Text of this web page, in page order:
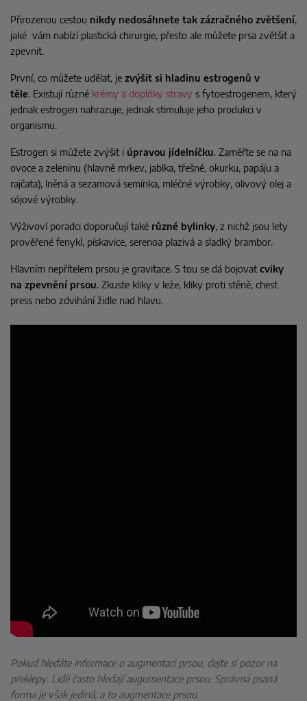
Přirozenou cestou nikdy nedosáhnete tak zázračného zvětšení,
jaké vám nabízí plastická chirurgie, přesto ale můžete prsa zvětšit a
zpevnit.
První, co můžete udělat, je zvýšit si hladinu estrogenů v
těle. Existují různé krémy a doplňky stravys fytoestrogenem, který
jednak estrogen nahrazuje, jednak stimuluje jeho produkci v
organismu.
Estrogen si můžete zvýšit i úpravou jídelníčku. Zaměřte se na na
ovoce a zeleninu (hlavně mrkev, jablka, třešně, okurku, papáju a
rajčata), lněná a sezamová semínka, mléčné výrobky, olivový olej a
sójové výrobky.
Výživoví poradci doporučují také různé bylinky, z nichž jsou lety
prověřené fenykl, pískavice, serenoa plazivá a sladký brambor.
Hlavním nepřítelem prsou je gravitace. S tou se dá bojovat cviky
na zpevnění prsou. Zkuste kliky v leže, kliky proti stěně, chest
press nebo zdvihání židle nad hlavu.
Pokud hledáte informace o augmentaci prsou, dejte si pozor na
překlepy. Lidé často hledají augumentace prsou. Správná psaná
forma je však jediná, a to augmentace prsou.